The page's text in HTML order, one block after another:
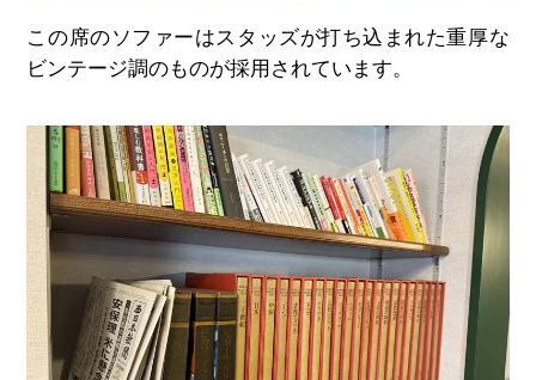
この席のソファーはスタッズが打ち込まれた重厚な
ビンテージ調のものが採用されています。